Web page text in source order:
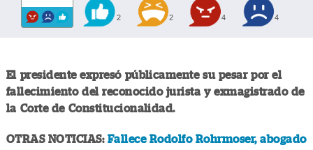
2 2 4 4
El presidente expresó públicamente su pesar por el
fallecimiento del reconocido jurista y exmagistrado de
la Corte de Constitucionalidad.
OTRAS NOTICIAS: Fallece Rodolfo Rohrmoser, abogado